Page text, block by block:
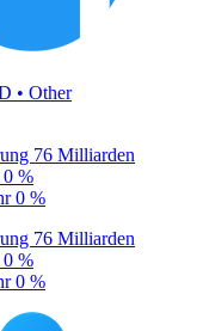
• Other
76 Milliarden
0 %
0 %
76 Milliarden
0 %
0 %